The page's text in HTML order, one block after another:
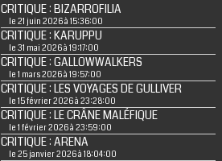
CRITIQUE : BIZARROFILIA
le 21 juin 2026 à 15:36:00
CRITIQUE : KARUPPU
le 31 mai 2026 à 19:17:00
CRITIQUE : GALLOWWALKERS
le 1 mars 2026 à 19:57:00
CRITIQUE : LES VOYAGES DE GULLIVER
le 15 février 2026 à 23:28:00
CRITIQUE : LE CRÂNE MALÉFIQUE
le 1 février 2026 à 23:59:00
CRITIQUE : ARENA
le 25 janvier 2026 à 18:04:00